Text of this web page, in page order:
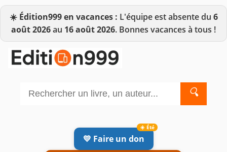
☀️ Édition999 en vacances : L'équipe est absente du 6
août 2026au 16 août 2026. Bonnes vacances à tous !
🔍
💛 Faire un don